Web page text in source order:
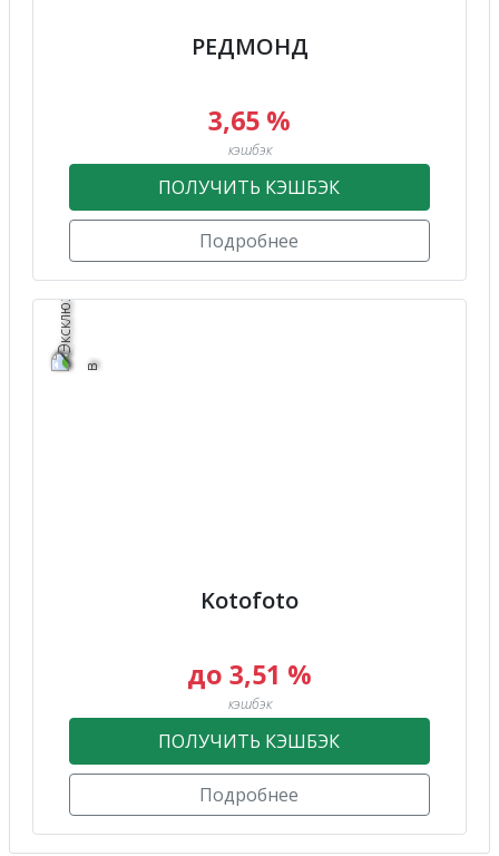
РЕДМОНД
3,65 %
кэшбэк
ПОЛУЧИТЬ КЭШБЭК
Подробнее
Kotofoto
до 3,51 %
кэшбэк
ПОЛУЧИТЬ КЭШБЭК
Подробнее